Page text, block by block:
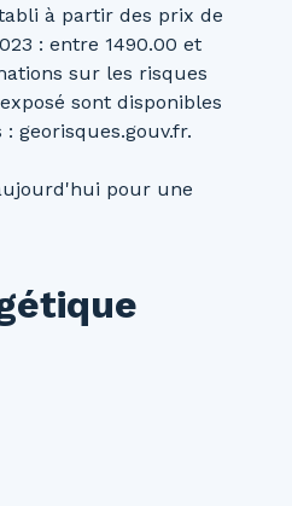
à partir des prix de
: entre 1490.00 et
sur les risques
sont disponibles
georisques.gouv.fr.
pour une